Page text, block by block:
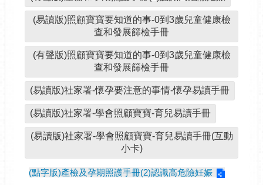
(易讀版)照顧寶寶要知道的事-0到3歲兒童健康檢
查和發展篩檢手冊
(有聲版)照顧寶寶要知道的事-0到3歲兒童健康檢
查和發展篩檢手冊
(易讀版)社家署-懷孕要注意的事情-懷孕易讀手冊
(易讀版)社家署-學會照顧寶寶-育兒易讀手冊
(易讀版)社家署-學會照顧寶寶-育兒易讀手冊(互動
小卡)
(點字版)產檢及孕期照護手冊(2)認識高危險妊娠